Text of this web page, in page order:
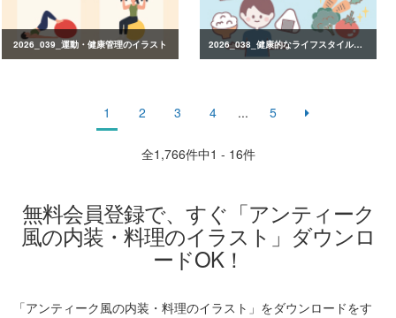
2026_039_運動・健康管理のイラスト 2026_038_健康的なライフスタイルのイラスト
1 2 3 4 ... 5
全1,766件中1 - 16件
無料会員登録で、すぐ「アンティーク
風の内装・料理のイラスト」ダウンロ
ードOK！
「アンティーク風の内装・料理のイラスト」をダウンロードをす